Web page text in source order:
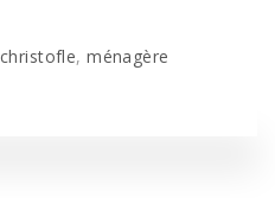
christofle,ménagère